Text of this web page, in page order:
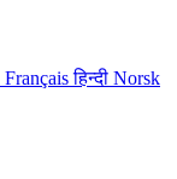
Françaisहिन्दी Norsk